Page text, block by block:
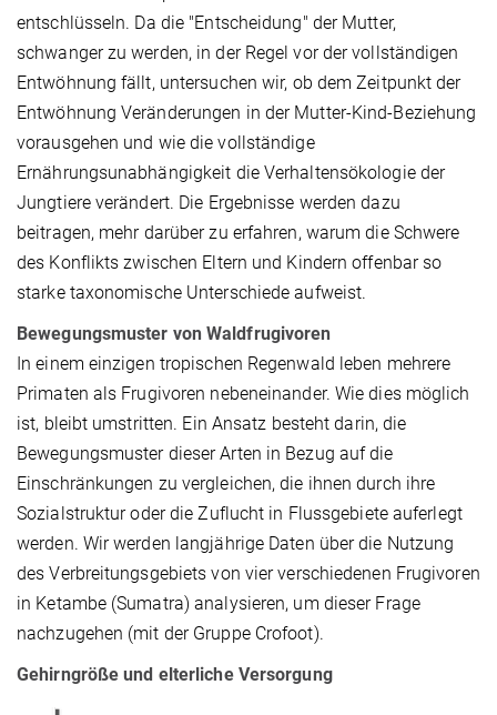
entschlüsseln. Da die "Entscheidung" der Mutter,
schwanger zu werden, in der Regel vor der vollständigen
Entwöhnung fällt, untersuchen wir, ob dem Zeitpunkt der
Entwöhnung Veränderungen in der Mutter-Kind-Beziehung
vorausgehen und wie die vollständige
Ernährungsunabhängigkeit die Verhaltensökologie der
Jungtiere verändert. Die Ergebnisse werden dazu
beitragen, mehr darüber zu erfahren, warum die Schwere
des Konflikts zwischen Eltern und Kindern offenbar so
starke taxonomische Unterschiede aufweist.
Bewegungsmuster von Waldfrugivoren
In einem einzigen tropischen Regenwald leben mehrere
Primaten als Frugivoren nebeneinander. Wie dies möglich
ist, bleibt umstritten. Ein Ansatz besteht darin, die
Bewegungsmuster dieser Arten in Bezug auf die
Einschränkungen zu vergleichen, die ihnen durch ihre
Sozialstruktur oder die Zuflucht in Flussgebiete auferlegt
werden. Wir werden langjährige Daten über die Nutzung
des Verbreitungsgebiets von vier verschiedenen Frugivoren
in Ketambe (Sumatra) analysieren, um dieser Frage
nachzugehen (mit der Gruppe Crofoot).
Gehirngröße und elterliche Versorgung